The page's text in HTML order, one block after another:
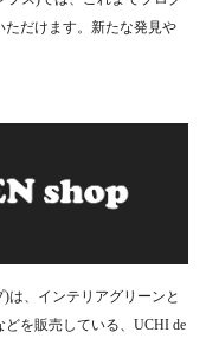
だけます。新たな発見や
は、インテリアグリーンと
を販売している、UCHI de